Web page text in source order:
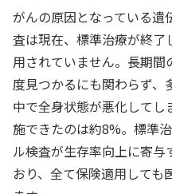
がんの原因となっている
査は現在、標準治療が終
用されていません。長期
度見つかるにも関わらず、
中で全身状態が悪化して
施できたのは約8%。標準
ル検査が生存率向上に寄
おり、全て保険適用しても